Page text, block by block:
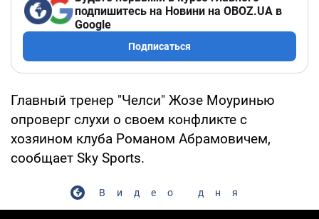
подпишитесь на Новини на OBOZ.UA в
Google
Подписаться
Главный тренер "Челси" Жозе Моуринью
опроверг слухи о своем конфликте с
хозяином клуба Романом Абрамовичем,
сообщает Sky Sports.
Видео дня